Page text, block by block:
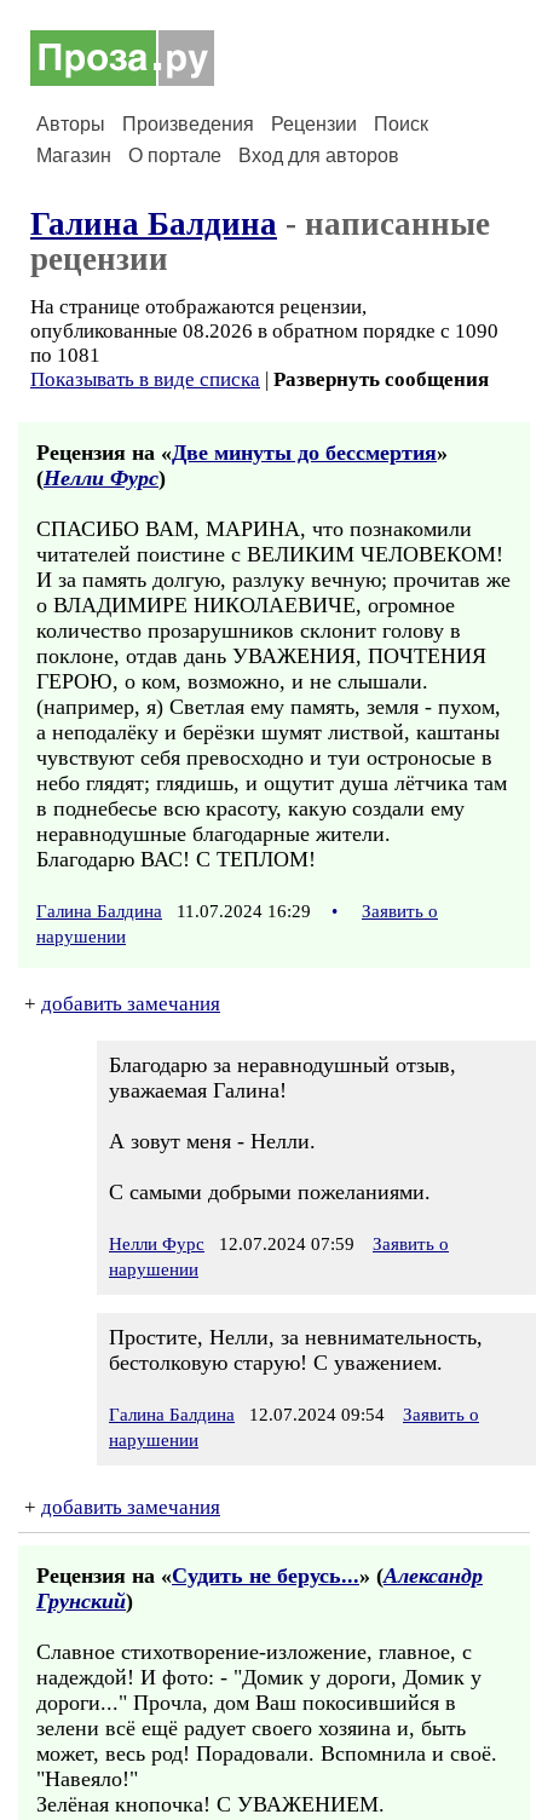
Авторы Произведения Рецензии
Поиск
Магазин
О портале Вход для авторов
Галина Балдина - написанные
рецензии
На странице отображаются рецензии,
опубликованные 08.2026 в обратном порядке с 1090
по 1081
Показывать в виде списка | Развернуть сообщения
Рецензия на «Две минуты до бессмертия»
(Нелли Фурс)
СПАСИБО ВАМ, МАРИНА, что познакомили
читателей поистине с ВЕЛИКИМ ЧЕЛОВЕКОМ!
И за память долгую, разлуку вечную; прочитав же
о ВЛАДИМИРЕ НИКОЛАЕВИЧЕ, огромное
количество прозарушников склонит голову в
поклоне, отдав дань УВАЖЕНИЯ, ПОЧТЕНИЯ
ГЕРОЮ, о ком, возможно, и не слышали.
(например, я) Светлая ему память, земля - пухом,
а неподалёку и берёзки шумят листвой, каштаны
чувствуют себя превосходно и туи остроносые в
небо глядят; глядишь, и ощутит душа лётчика там
в поднебесье всю красоту, какую создали ему
неравнодушные благодарные жители.
Благодарю ВАС! С ТЕПЛОМ!
Галина Балдина 11.07.2024 16:29 •
Заявить о
нарушении
+ добавить замечания
Благодарю за неравнодушный отзыв,
уважаемая Галина!
А зовут меня - Нелли.
С самыми добрыми пожеланиями.
Нелли Фурс 12.07.2024 07:59
Заявить о
нарушении
Простите, Нелли, за невнимательность,
бестолковую старую! С уважением.
Галина Балдина 12.07.2024 09:54
Заявить о
нарушении
+ добавить замечания
Рецензия на «Судить не берусь...» (Александр
Грунский)
Славное стихотворение-изложение, главное, с
надеждой! И фото: - "Домик у дороги, Домик у
дороги..." Прочла, дом Ваш покосившийся в
зелени всё ещё радует своего хозяина и, быть
может, весь род! Порадовали. Вспомнила и своё.
"Навеяло!"
Зелёная кнопочка! С УВАЖЕНИЕМ.